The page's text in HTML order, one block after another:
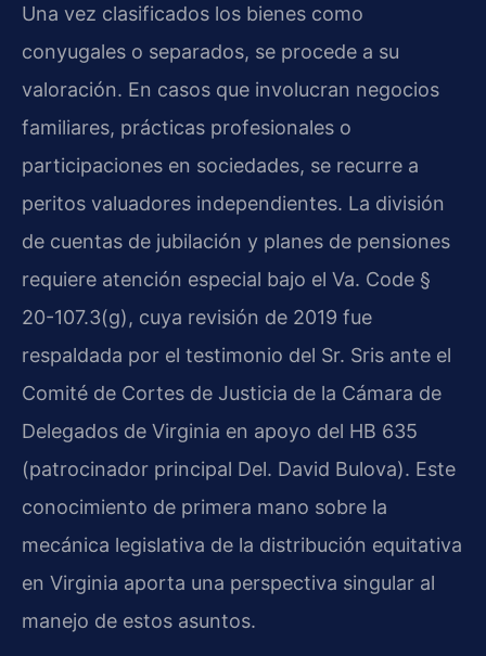
Una vez clasificados los bienes como
conyugales o separados, se procede a su
valoración. En casos que involucran negocios
familiares, prácticas profesionales o
participaciones en sociedades, se recurre a
peritos valuadores independientes. La división
de cuentas de jubilación y planes de pensiones
requiere atención especial bajo el Va. Code §
20-107.3(g), cuya revisión de 2019 fue
respaldada por el testimonio del Sr. Sris ante el
Comité de Cortes de Justicia de la Cámara de
Delegados de Virginia en apoyo del HB 635
(patrocinador principal Del. David Bulova). Este
conocimiento de primera mano sobre la
mecánica legislativa de la distribución equitativa
en Virginia aporta una perspectiva singular al
manejo de estos asuntos.